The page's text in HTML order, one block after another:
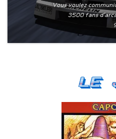
Vous voulez
3500 fans
Le